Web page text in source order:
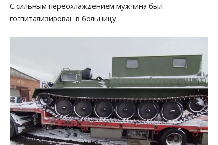
С сильным переохлаждением мужчина был
госпитализирован в больницу.